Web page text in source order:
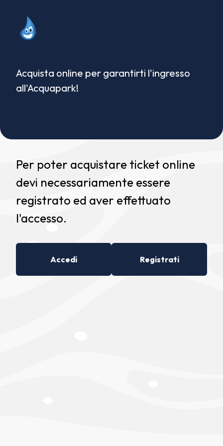
Acquista online per garantirti l'ingresso
all'Acquapark!
Per poter acquistare ticket online
devi necessariamente essere
registrato ed aver effettuato
l'accesso.
Accedi Registrati